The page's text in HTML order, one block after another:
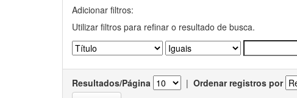
Adicionar filtros:
Utilizar filtros para refinar o resultado de busca.
Resultados/Página | Ordenar registros por